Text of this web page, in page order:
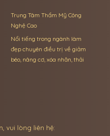
Trung Tâm Thẩm Mỹ Công
Nghệ Cao
Nổi tiếng trong ngành làm
đẹp chuyên điều trị về giảm
béo, nâng cơ, xóa nhăn, thải
vui lòng liên hệ: